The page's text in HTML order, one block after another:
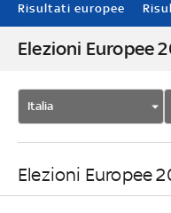
Risultati europee
Elezioni Europee
Italia
Elezioni Europee